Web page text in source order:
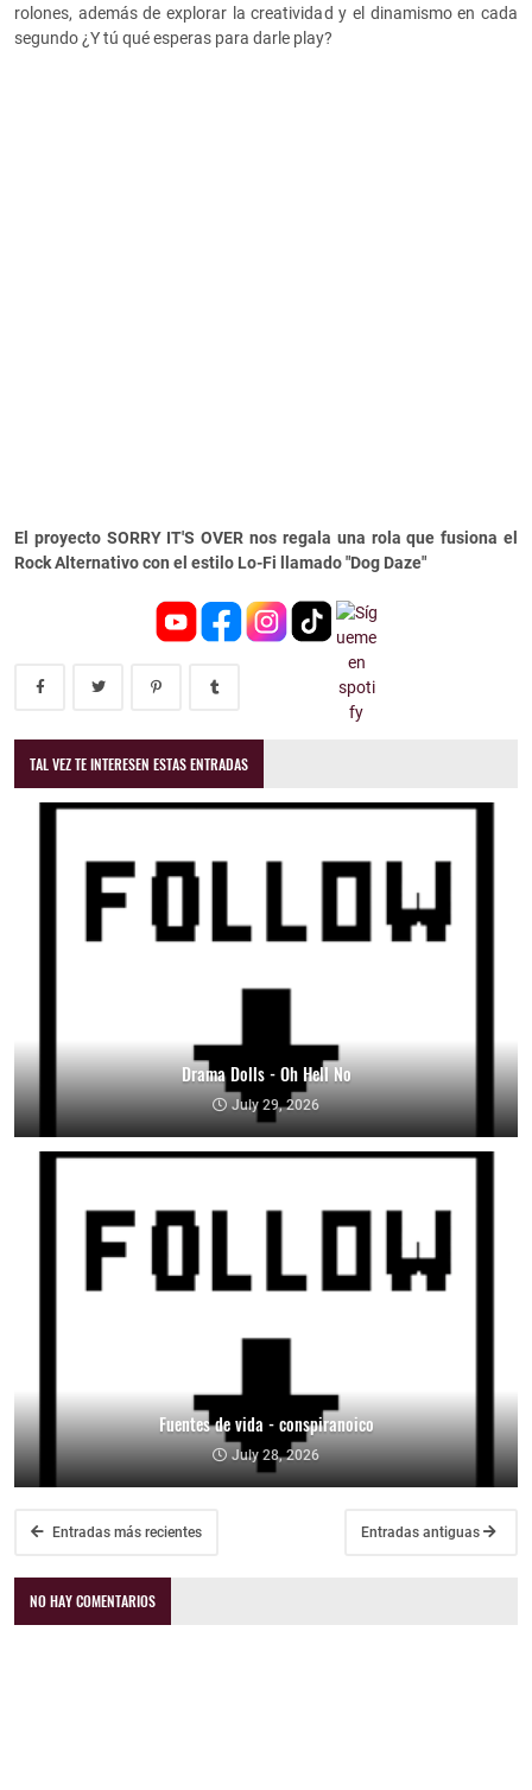
rolones, además de explorar la creatividad y el dinamismo en cada
segundo ¿Y tú qué esperas para darle play?
El proyecto SORRY IT'S OVER nos regala una rola que fusiona el
Rock Alternativo con el estilo Lo-Fi llamado "Dog Daze"
TAL VEZ TE INTERESEN ESTAS ENTRADAS
Drama Dolls - Oh Hell No
July 29, 2026
Fuentes de vida - conspiranoico
July 28, 2026
Entradas más recientes Entradas antiguas
NO HAY COMENTARIOS